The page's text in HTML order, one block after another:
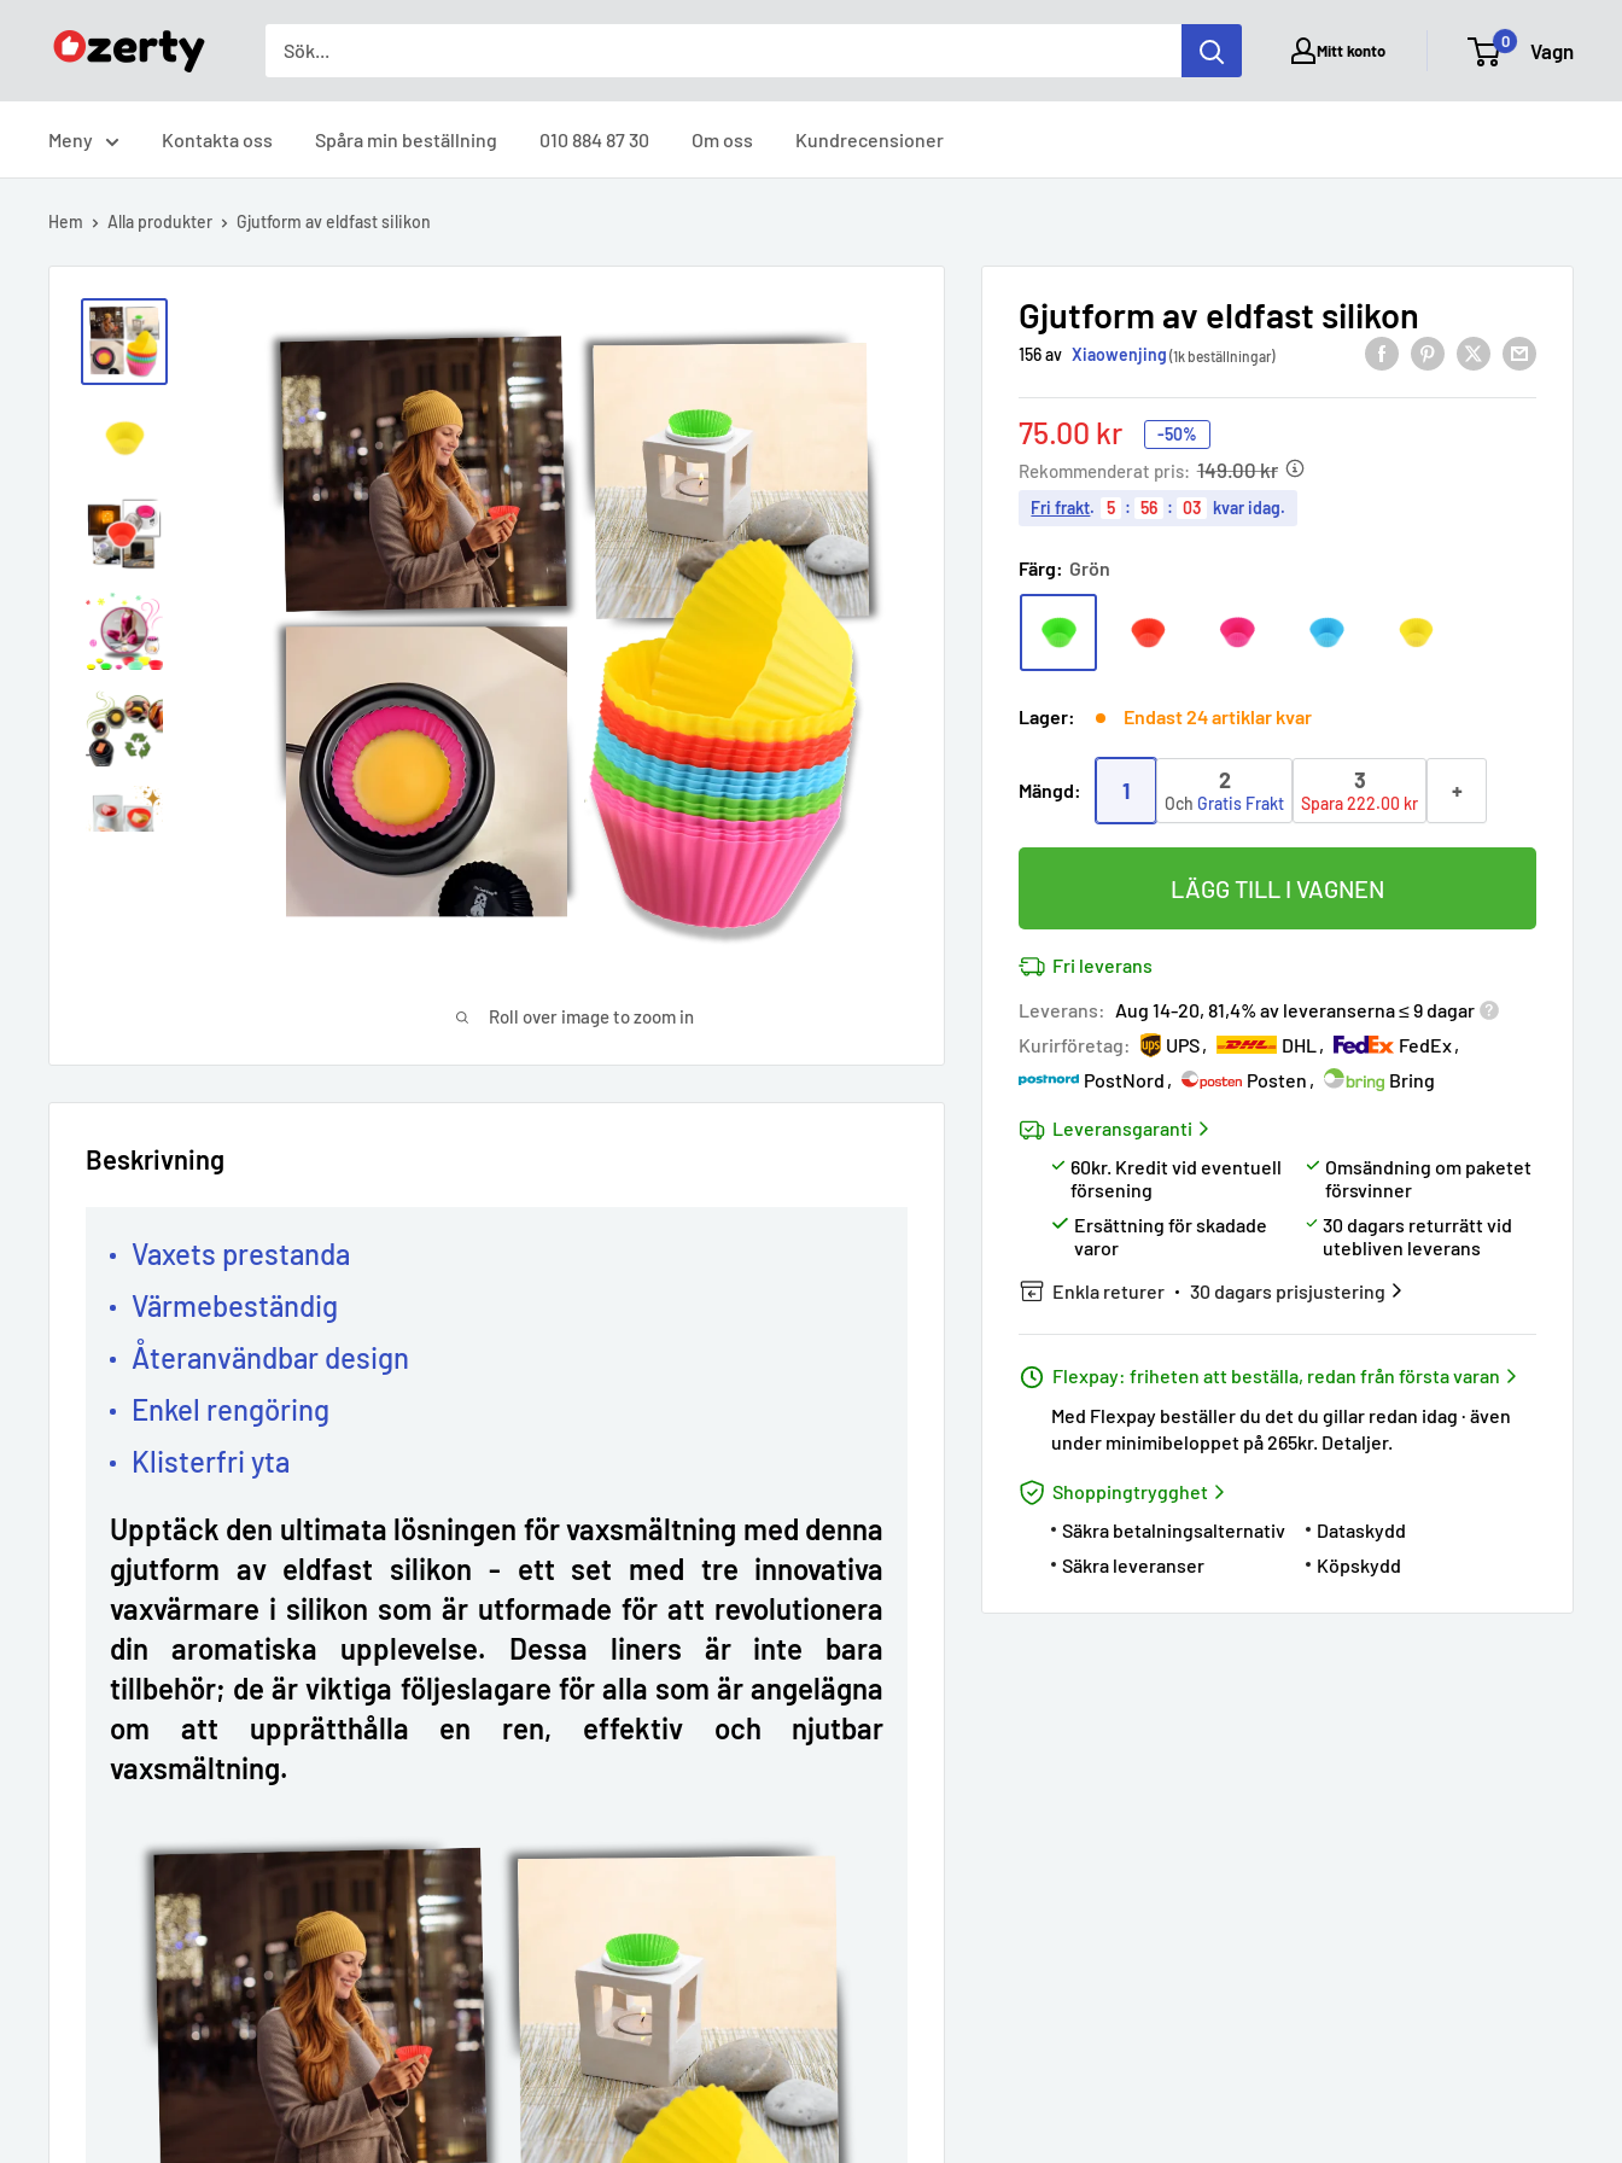
Ozerty
Mitt konto 0 Vagn
Meny Kontakta oss Spåra min beställning 010 884 87 30 Om oss Kundrecensioner
Hem Alla produkter Gjutform av eldfast silikon
Roll over image to zoom in
Gjutform av eldfast silikon
156 av Xiaowenjing (1k beställningar)
Sale
price
75.00 kr -50%
Rekommenderat pris: 149.00 kr
Fri frakt. 5 : 56 : 02 kvar idag.
Färg: Grön
Lager: Endast 24 artiklar kvar
Mängd: 1 2
OchGratis Frakt
3
Spara 222.00 kr +
LÄGG TILL I VAGNEN
Fri leverans
Leverans: Aug 14-20, 81,4% av leveranserna ≤ 9 dagar
Kurirföretag:
UPS DHL
FedEx
PostNord
Posten Bring
Leveransgaranti
60kr. Kredit vid eventuell
försening
Omsändning om paketet
försvinner
Ersättning för skadade
varor
30 dagars returrätt vid
utebliven leverans
Enkla returer
30 dagars prisjustering
Flexpay: friheten att beställa, redan från första varan
Med Flexpay beställer du det du gillar redan idag · även
under minimibeloppet på 265kr. Detaljer.
Shoppingtrygghet
Säkra betalningsalternativ
Dataskydd
Säkra leveranser
Köpskydd
Beskrivning
Vaxets prestanda
Värmebeständig
Återanvändbar design
Enkel rengöring
Klisterfri yta
Upptäck den ultimata lösningen för vaxsmältning med denna
gjutform av eldfast silikon - ett set med tre innovativa
vaxvärmare i silikon som är utformade för att revolutionera
din aromatiska upplevelse. Dessa liners är inte bara
tillbehör; de är viktiga följeslagare för alla som är angelägna
om att upprätthålla en ren, effektiv och njutbar
vaxsmältning.